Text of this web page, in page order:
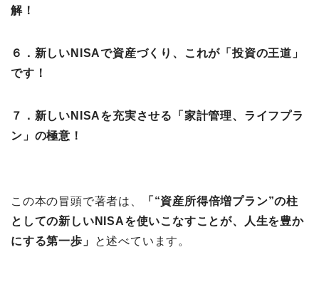
解！
６．新しいNISAで資産づくり、これが「投資の王道」
です！
７．新しいNISAを充実させる「家計管理、ライフプラ
ン」の極意！
この本の冒頭で著者は、
「“資産所得倍増プラン”の柱
としての新しいNISAを使いこなすことが、人生を豊か
にする第一歩」
と述べています。